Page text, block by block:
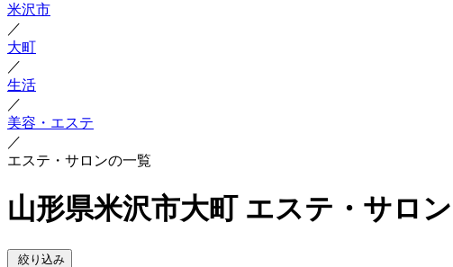
米沢市
／
大町
／
生活
／
美容・エステ
／
エステ・サロンの一覧
山形県米沢市大町 エステ・サロ
絞り込み